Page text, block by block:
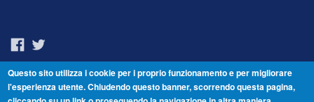
Il Giornale delle Fondazioni - Periodico telematico
Reg. Tribunale n.7 del 22/07/2014 – ISSN 2421-2466
Questo sito utilizza i cookie per i proprio funzionamento e per migliorare
l'esperienza utente. Chiudendo questo banner, scorrendo questa pagina,